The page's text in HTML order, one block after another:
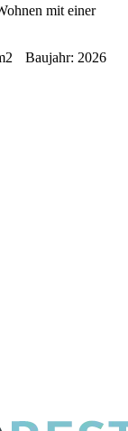
mit einer
Baujahr: 2026